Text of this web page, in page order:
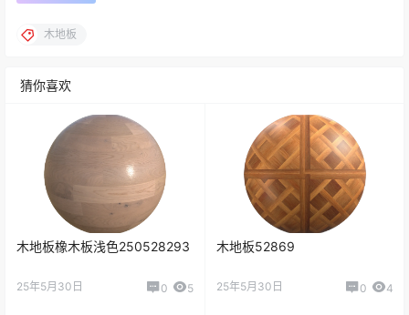
木地板
猜你喜欢
木地板橡木板浅色250528293
25年5月30日 0 5
木地板52869
25年5月30日 0 4